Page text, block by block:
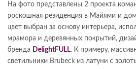
На фото представлены 2 проекта
роскошная резиденция в Майями и
цвет выбран за основу интерьера,
мрамора и деревянных покрытий,
бренда DelightFULL. К примеру,
светильники Brubeck из латуни с